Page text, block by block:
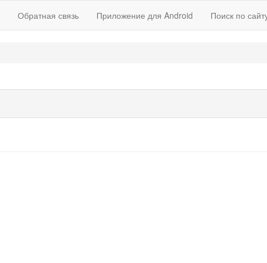
Обратная связь Приложение для Android Поиск по